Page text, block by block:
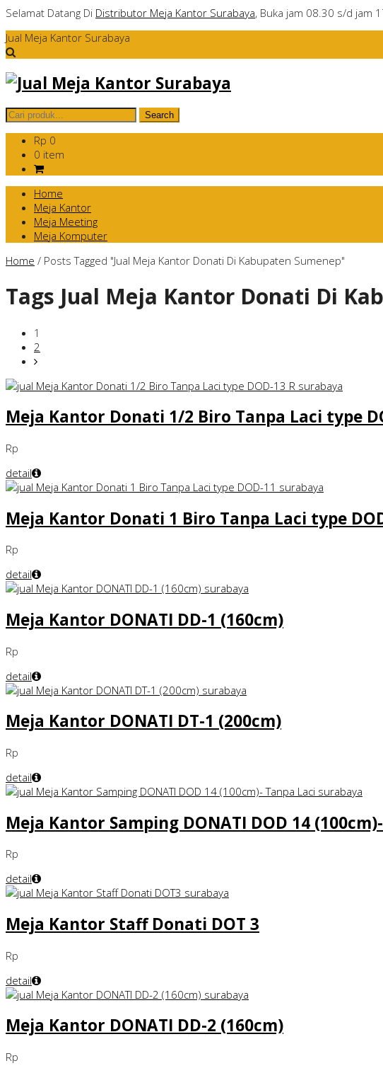
Selamat Datang Di Distributor Meja Kantor Surabaya, Buka jam 08.30 s/d jam
Jual Meja Kantor Surabaya
Rp 0
0 item
Home
Meja Kantor
Meja Meeting
Meja Komputer
Home / Posts Tagged "Jual Meja Kantor Donati Di Kabupaten Sumenep"
Tags Jual Meja Kantor Donati Di
1
2
Meja Kantor Donati 1/2 Biro Tanpa Laci type
Rp
detail
Meja Kantor Donati 1 Biro Tanpa Laci type
Rp
detail
Meja Kantor DONATI DD-1 (160cm)
Rp
detail
Meja Kantor DONATI DT-1 (200cm)
Rp
detail
Meja Kantor Samping DONATI DOD 14
Rp
detail
Meja Kantor Staff Donati DOT 3
Rp
detail
Meja Kantor DONATI DD-2 (160cm)
Rp